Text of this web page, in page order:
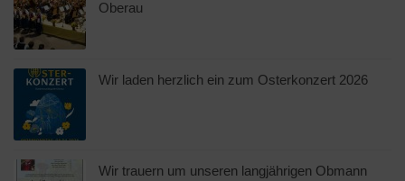
Oberau
Wir laden herzlich ein zum Osterkonzert 2026
Wir trauern um unseren langjährigen Obmann